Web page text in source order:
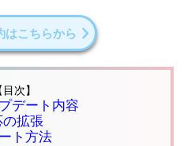
はこちらから
目次】
デート内容
拡張
ト方法